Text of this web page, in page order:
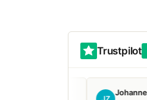
Trustpilot
Johannes Zahn